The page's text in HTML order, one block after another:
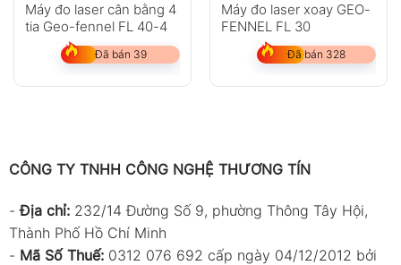
Máy đo laser cân bằng 4
tia Geo-fennel FL 40-4
Đã bán 39
Máy đo laser xoay GEO-
FENNEL FL 30
Đã bán 328
CÔNG TY TNHH CÔNG NGHỆ THƯƠNG TÍN
-Địa chỉ: 232/14 Đường Số 9, phường Thông Tây Hội,
Thành Phố Hồ Chí Minh
- Mã Số Thuế: 0312 076 692 cấp ngày 04/12/2012 bởi